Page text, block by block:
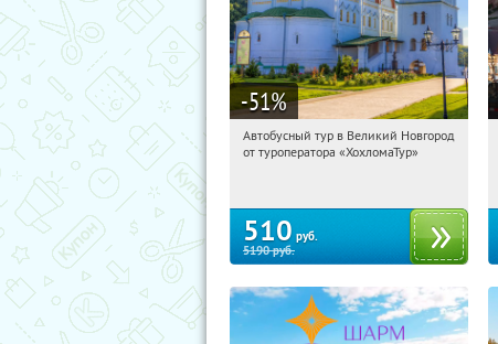
-51%
11:22:17 Купили:2
Автобусный тур в Великий Новгород
от туроператора «ХохломаТур»
510 руб.
5190руб.